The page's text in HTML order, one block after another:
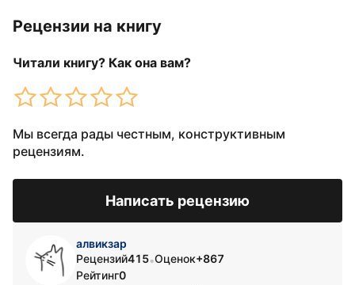
Рецензии на книгу
Читали книгу? Как она вам?
Мы всегда рады честным, конструктивным
рецензиям.
Написать рецензию
алвикзар
Рецензий415•Оценок+867
Рейтинг0